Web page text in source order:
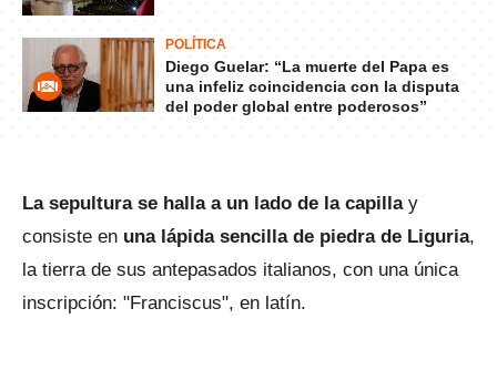
POLÍTICA
Diego Guelar: “La muerte del Papa es
una infeliz coincidencia con la disputa
del poder global entre poderosos”
La sepultura se halla a un lado de la capilla y
consiste en una lápida sencilla de piedra de Liguria,
la tierra de sus antepasados italianos, con una única
inscripción: "Franciscus", en latín.